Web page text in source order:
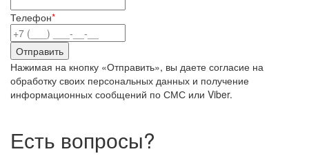
Телефон*
Нажимая на кнопку «Отправить», вы даете согласие на
обработку своих персональных данных и получение
информационных сообщений по СМС или Viber.
Есть вопросы?